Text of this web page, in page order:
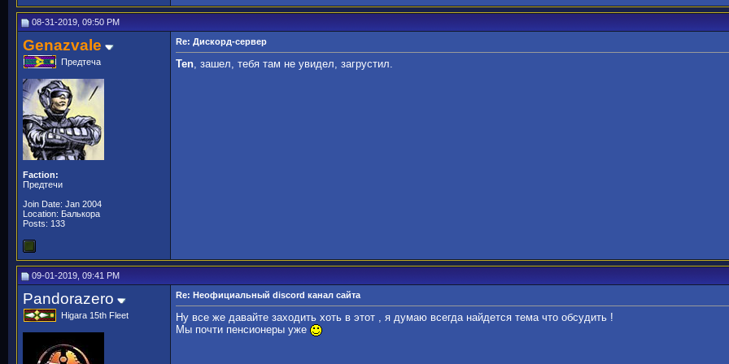
08-31-2019, 09:50 PM
Genazvale
Предтеча
Faction:
Предтечи
Join Date: Jan 2004
Location: Балькора
Posts: 133
Re: Дискорд-сервер
Ten, зашел, тебя там не увидел, загрустил.
09-01-2019, 09:41 PM
Pandorazero
Higara 15th Fleet
Re: Неофициальный discord канал сайта
Ну все же давайте заходить хоть в этот , я думаю всегда найдется тема что обсудить !
Мы почти пенсионеры уже